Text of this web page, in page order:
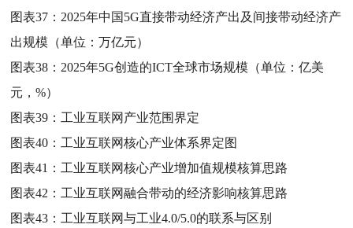
图表37： 2025年中国5G直接带动经济产出及间接带动经济产
出规模（单位：万亿元）
图表38： 2025年5G创造的ICT全球市场规模（单位：亿美
元，%）
图表39： 工业互联网产业范围界定
图表40： 工业互联网核心产业体系界定图
图表41： 工业互联网核心产业增加值规模核算思路
图表42： 工业互联网融合带动的经济影响核算思路
图表43： 工业互联网与工业4.0/5.0的联系与区别